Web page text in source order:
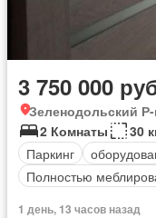
3 750 000
Зеленодольский
2 Комнаты
30
Паркинг
Полностью
1 день, 13 часов назад